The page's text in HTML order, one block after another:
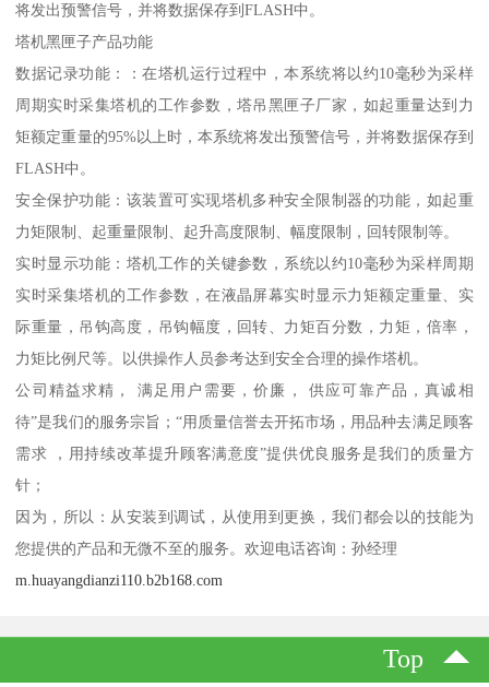
将发出预警信号，并将数据保存到FLASH中。
塔机黑匣子产品功能
数据记录功能：：在塔机运行过程中，本系统将以约10毫秒为采样
周期实时采集塔机的工作参数，塔吊黑匣子厂家，如起重量达到力
矩额定重量的95%以上时，本系统将发出预警信号，并将数据保存到
FLASH中。
安全保护功能：该装置可实现塔机多种安全限制器的功能，如起重
力矩限制、起重量限制、起升高度限制、幅度限制，回转限制等。
实时显示功能：塔机工作的关键参数，系统以约10毫秒为采样周期
实时采集塔机的工作参数，在液晶屏幕实时显示力矩额定重量、实
际重量，吊钩高度，吊钩幅度，回转、力矩百分数，力矩，倍率，
力矩比例尺等。以供操作人员参考达到安全合理的操作塔机。
公司精益求精， 满足用户需要，价廉， 供应可靠产品，真诚相
待”是我们的服务宗旨；“用质量信誉去开拓市场，用品种去满足顾客
需求 ，用持续改革提升顾客满意度”提供优良服务是我们的质量方
针；
因为，所以：从安装到调试，从使用到更换，我们都会以的技能为
您提供的产品和无微不至的服务。欢迎电话咨询：孙经理
m.huayangdianzi110.b2b168.com
Top